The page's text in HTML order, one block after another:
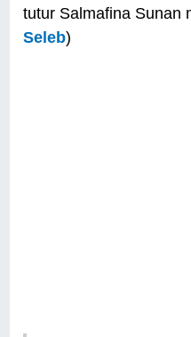
tutur Salmafina Sunan
Seleb)